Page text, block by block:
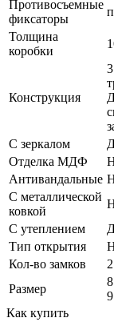
Противосъемные
фиксаторы
Толщина
коробки
Конструкция
С зеркалом
Отделка МДФ
Антивандальные
С металлической
ковкой
С утеплением
Тип открытия
Кол-во замков
2
Размер
Как купить